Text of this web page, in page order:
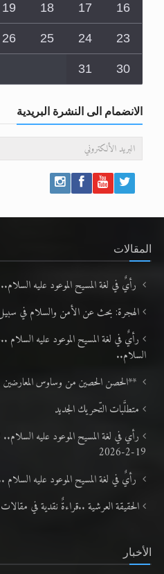
16
17
18
19
23
24
25
26
30
31
الانضمام الى النشرة البريدية
المقالات
رأيٌ في لغة المسيح الموعود عليه السلام.. 4
الهجرة: بحث عن الأمن والسلام في
السلام..
**الحصن الحصين من وساوس
متطلَّبات التّحريك الجديد
19-2-2026
رأيٌ في لغة المسيح الموعود عليه السلام ..1 في محنة اللغة ومعاني
الحقيقة العرشية ..قراءةٌ نقدية في مقالات
الأخبار